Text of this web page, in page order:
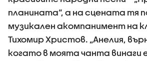
планината“, а на сцената тя
музикален акомпанимент на
Тихомир Христов. „Анелия,
когато в моята чанта винаги